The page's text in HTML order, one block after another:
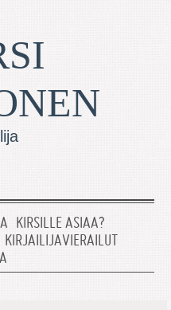
KIRSILLE ASIAA?
KIRJAILIJAVIERAILUT